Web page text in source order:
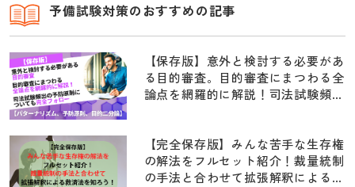
予備試験対策のおすすめの記事
【保存版】意外と検討する必要があ
る目的審査。目的審査にまつわる全
論点を網羅的に解説！司法試験頻出
二分論】
【完全保存版】みんな苦手な生存権
の解法をフルセット紹介！裁量統制
の手法と合わせて拡張解釈による救